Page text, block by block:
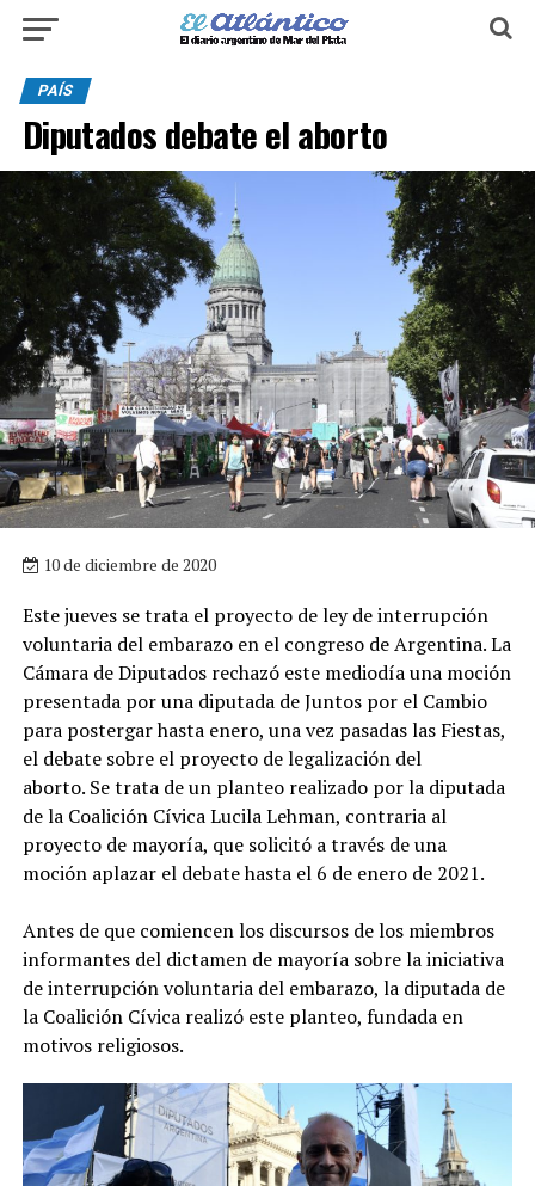
PAÍS
Diputados debate el aborto
10 de diciembre de 2020
Este jueves se trata el proyecto de ley de interrupción
voluntaria del embarazo en el congreso de Argentina. La
Cámara de Diputados rechazó este mediodía una moción
presentada por una diputada de Juntos por el Cambio
para postergar hasta enero, una vez pasadas las Fiestas,
el debate sobre el proyecto de legalización del
aborto. Se trata de un planteo realizado por la diputada
de la Coalición Cívica Lucila Lehman, contraria al
proyecto de mayoría, que solicitó a través de una
moción aplazar el debate hasta el 6 de enero de 2021.
Antes de que comiencen los discursos de los miembros
informantes del dictamen de mayoría sobre la iniciativa
de interrupción voluntaria del embarazo, la diputada de
la Coalición Cívica realizó este planteo, fundada en
motivos religiosos.